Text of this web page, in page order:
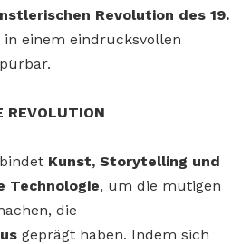
Revolution des 19.
einem eindrucksvollen
REVOLUTION
Kunst, Storytelling und
Technologie, um die mutigen
die
geprägt haben. Indem sich